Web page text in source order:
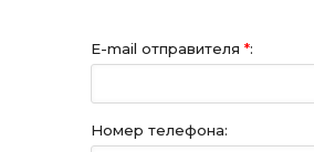
E-mail отправителя *:
Номер телефона: